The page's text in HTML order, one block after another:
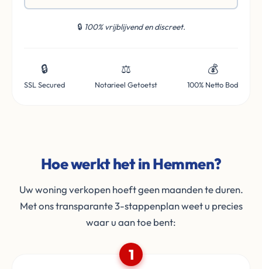
🔒 100% vrijblijvend en discreet.
🔒
SSL Secured
⚖️
Notarieel Getoetst
💰
100% Netto Bod
Hoe werkt het in Hemmen?
Uw woning verkopen hoeft geen maanden te duren.
Met ons transparante 3-stappenplan weet u precies
waar u aan toe bent:
1